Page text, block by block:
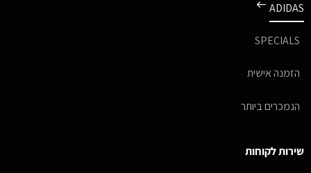
ADIDAS
SPECIALS
הזמנה אישית
הנמכרים ביותר
שירות לקוחות